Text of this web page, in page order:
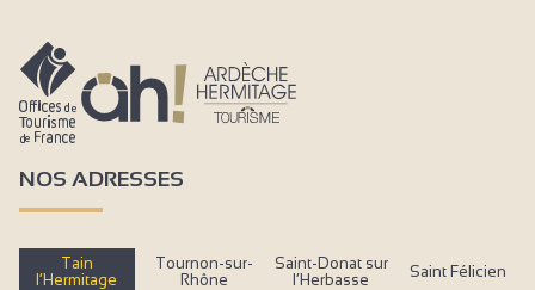
NOS ADRESSES
Tain
l’Hermitage
Tournon-sur-
Rhône
Saint-Donat sur
l’Herbasse
Saint Félicien